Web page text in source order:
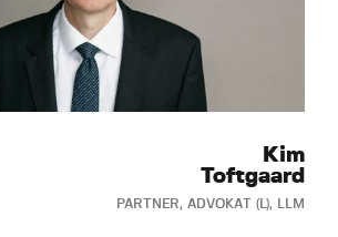
Kim
Toftgaard
PARTNER, ADVOKAT (L), LLM